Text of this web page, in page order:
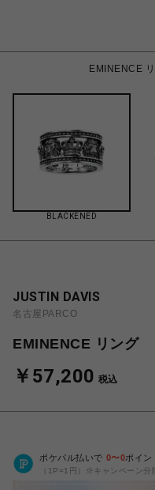
EMINENCE
BLACKENED
JUSTIN DAVIS
名古屋PARCO
EMINENCE リング
￥57,200 税込
ポケパル払いで 0〜0ポイン
（1P=1円）※キャンペーン分